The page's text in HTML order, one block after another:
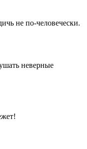
не по-человечески.
неверные